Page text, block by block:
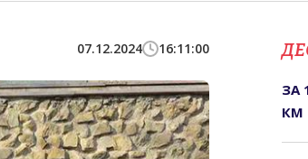
07.12.2024 16:11:00
ЗА
КМ